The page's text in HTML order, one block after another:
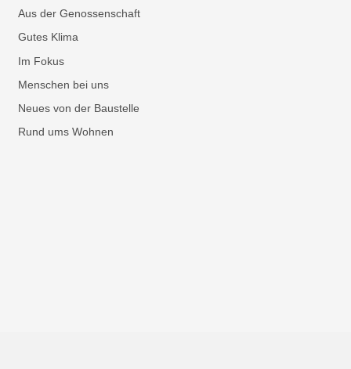
Aus der Genossenschaft
Gutes Klima
Im Fokus
Menschen bei uns
Neues von der Baustelle
Rund ums Wohnen